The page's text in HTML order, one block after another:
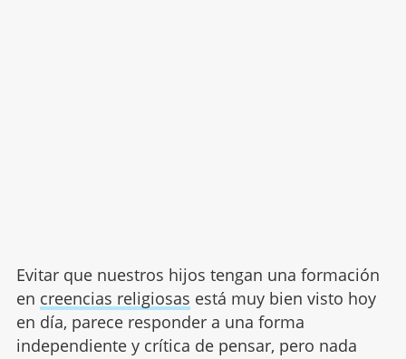
Evitar que nuestros hijos tengan una formación
en creencias religiosas está muy bien visto hoy
en día, parece responder a una forma
independiente y crítica de pensar, pero nada